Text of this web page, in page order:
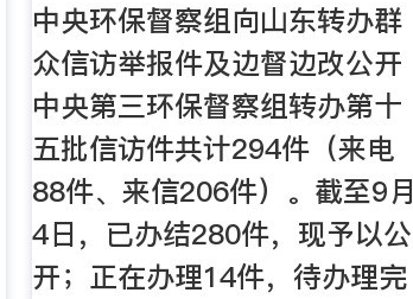
中央环保督察组向山东转办群
众信访举报件及边督边改公开
中央第三环保督察组转办第十
五批信访件共计294件（来电
88件、来信206件）。截至9月
4日，已办结280件，现予以公
开；正在办理14件，待办理完